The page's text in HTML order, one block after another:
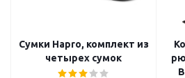
Сумки Hapro, комплект из
четырех сумок